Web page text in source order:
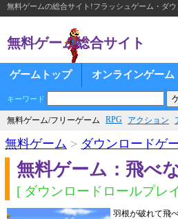
無料ゲームの総合サイト!フラッシュゲーム・ダ
無料ゲーム総合サイト
ゲームトップ オンラインゲーム
キーワード
無料ゲーム/フリーゲーム RPG アクション
無料ゲーム > ダウンロードゲ
無料ゲーム：飛べ
[ ダウンロードロールプレ
羽根が破れて飛